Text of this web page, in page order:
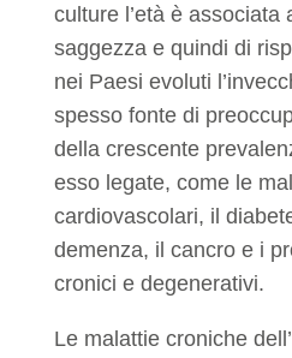
culture l’età è associata
saggezza e quindi di
nei Paesi evoluti
spesso fonte di
della crescente
esso legate, come le
cardiovascolari, il
demenza, il cancro e i
cronici e degenerativi.
Le malattie croniche